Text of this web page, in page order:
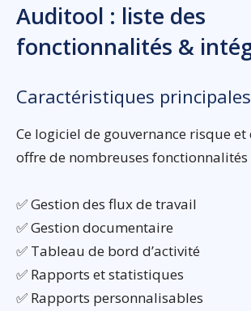
Auditool : liste des
fonctionnalités &
Caractéristiques principales
Ce logiciel de gouvernance risque
offre de nombreuses fonctionnalités
✅ Gestion des flux de travail
✅ Gestion documentaire
✅ Tableau de bord d’activité
✅ Rapports et statistiques
✅ Rapports personnalisables